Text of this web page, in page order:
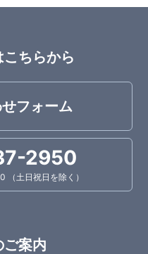
ちらから
フォーム
2950
土日祝日を除く）
ご案内